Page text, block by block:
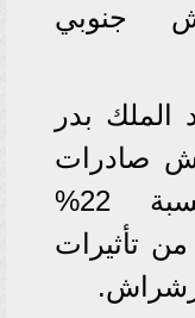
جنوبي
الملك بدر
صادرات
العدو الإسرائيلي بنسبة 22%
بأكثر من 40% من تأثيرات